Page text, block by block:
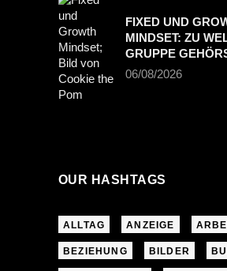
FIXED UND
MINDSET: ZU
GRUPPE
06/08/2026
OUR HASHTAGS
ALLTAG ANZEIGE
BEZIEHUNG BILDER